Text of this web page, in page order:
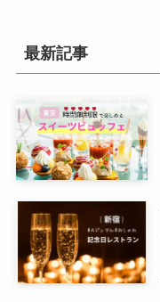
最新記事